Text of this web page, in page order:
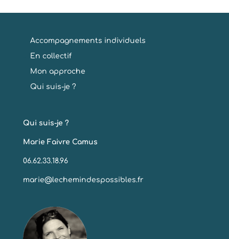
Accompagnements individuels
En collectif
Mon approche
Qui suis-je ?
Qui suis-je ?
Marie Faivre Camus
06.62.33.18.96
marie@lechemindespossibles.fr